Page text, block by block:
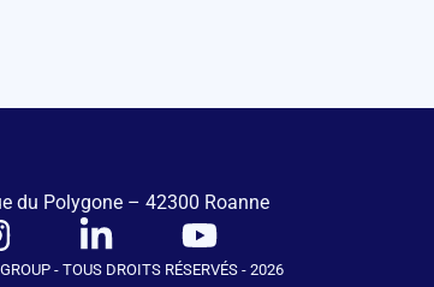
du Polygone – 42300 Roanne
- TOUS DROITS RÉSERVÉS - 2026